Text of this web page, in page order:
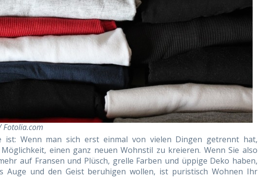
ist: Wenn man sich erst einmal von vielen Dingen getrennt hat,
einen ganz neuen Wohnstil zu kreieren. Wenn Sie also
auf Fransen und Plüsch, grelle Farben und üppige Deko haben,
Auge und den Geist beruhigen wollen, ist puristisch Wohnen Ihr